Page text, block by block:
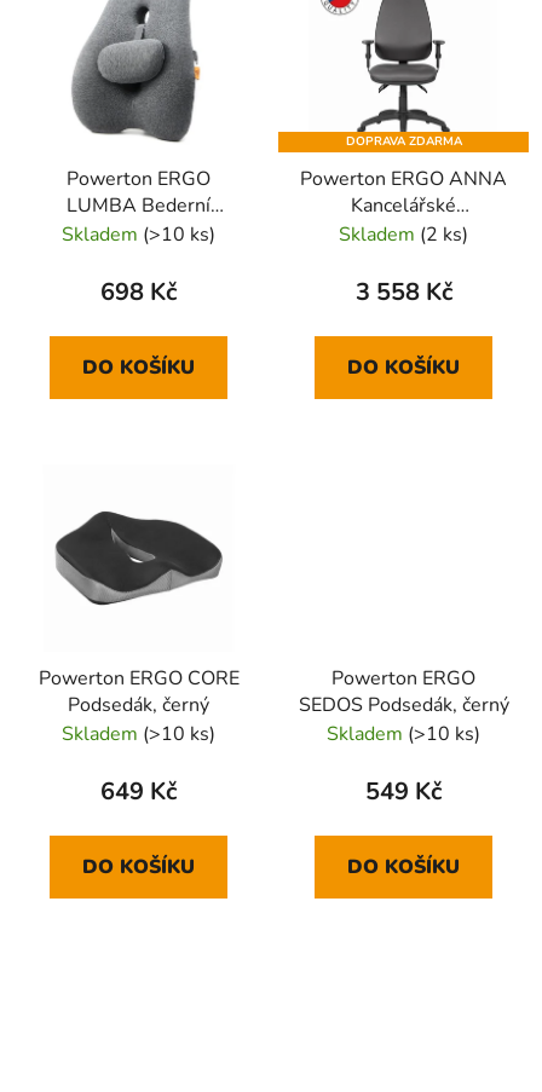
Powerton ERGO
LUMBA Bederní
opěrka, šedá
Skladem (>10 ks)
698 Kč
DO KOŠÍKU
DOPRAVA ZDARMA
Powerton ERGO ANNA
Kancelářské
ergonomické křeslo,
Skladem (2 ks)
3 558 Kč
DO KOŠÍKU
Powerton ERGO CORE
Podsedák, černý
Skladem (>10 ks)
649 Kč
DO KOŠÍKU
Powerton ERGO
SEDOS Podsedák, černý
Skladem (>10 ks)
549 Kč
DO KOŠÍKU